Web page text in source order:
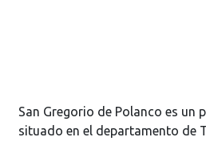
San Gregorio de Polanco es un
situado en el departamento de